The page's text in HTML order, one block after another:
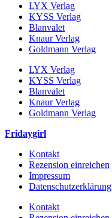
LYX Verlag
KYSS Verlag
Blanvalet
Knaur Verlag
Goldmann Verlag
LYX Verlag
KYSS Verlag
Blanvalet
Knaur Verlag
Goldmann Verlag
Fridaygirl
Kontakt
Rezension einreichen
Impressum
Datenschutzerklärung
Kontakt